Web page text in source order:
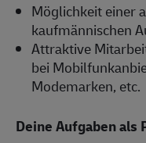
Möglichkeit einer
kaufmännischen
Attraktive
bei
Modemarken, etc.
Deine Aufgaben als